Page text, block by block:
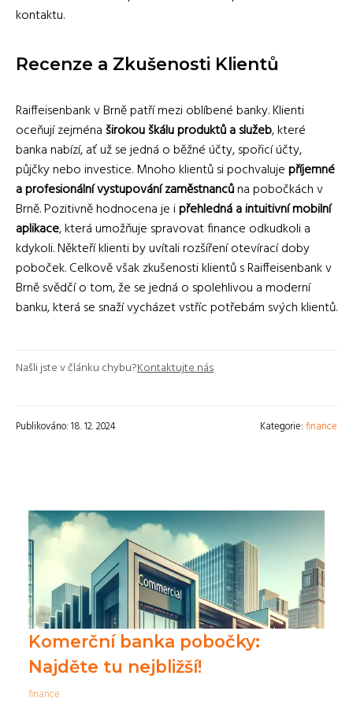
kontaktu.
Recenze a Zkušenosti Klientů
Raiffeisenbank v Brně patří mezi oblíbené banky. Klienti
oceňují zejména širokou škálu produktů a služeb, které
banka nabízí, ať už se jedná o běžné účty, spořicí účty,
půjčky nebo investice. Mnoho klientů si pochvalujepříjemné
a profesionální vystupování zaměstnancůna pobočkách v
Brně. Pozitivně hodnocena je ipřehledná a intuitivní mobilní
aplikace, která umožňuje spravovat finance odkudkoli a
kdykoli. Někteří klienti by uvítali rozšíření otevírací doby
poboček. Celkově však zkušenosti klientů s Raiffeisenbank v
Brně svědčí o tom, že se jedná o spolehlivou a moderní
banku, která se snaží vycházet vstříc potřebám svých klientů.
Našli jste v článku chybu?Kontaktujte nás
Publikováno: 18. 12. 2024 Kategorie:finance
Komerční banka pobočky:
Najděte tu nejbližší!
finance